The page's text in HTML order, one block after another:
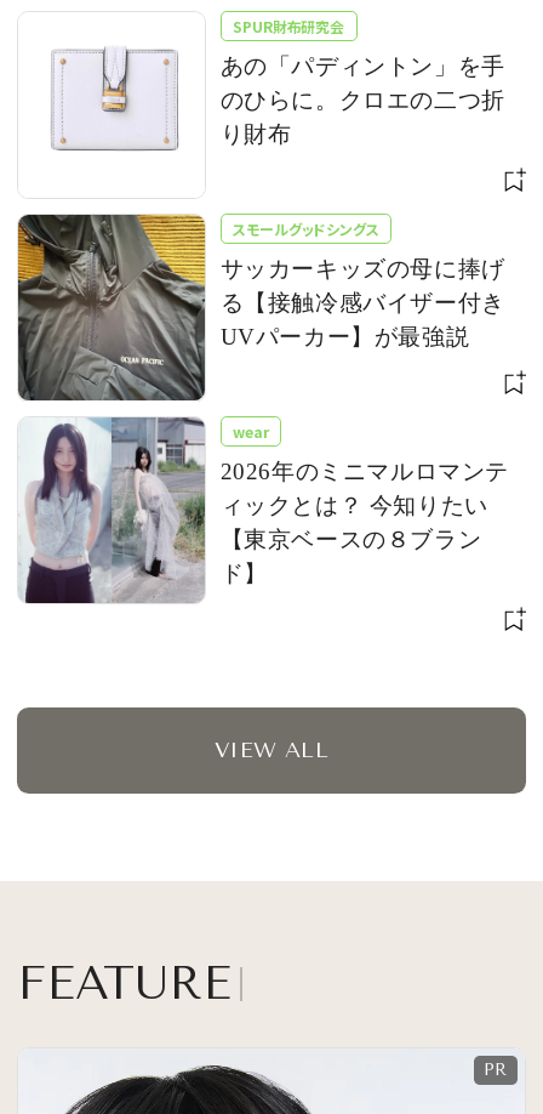
SPUR財布研究会
あの「パディントン」を手
のひらに。クロエの二つ折
り財布
スモールグッドシングス
サッカーキッズの母に捧げ
る【接触冷感バイザー付き
UVパーカー】が最強説
wear
2026年のミニマルロマンテ
ィックとは？ 今知りたい
【東京ベースの８ブラン
ド】
VIEW ALL
FEATURE